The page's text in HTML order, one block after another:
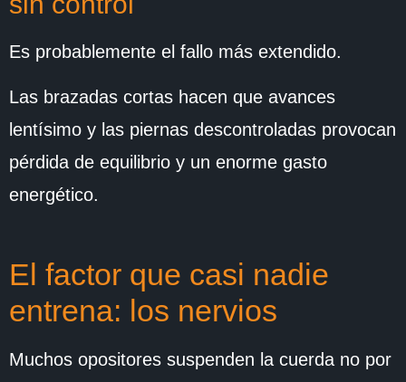
Es probablemente el fallo más extendido.
Las brazadas cortas hacen que avances
lentísimo y las piernas descontroladas provocan
pérdida de equilibrio y un enorme gasto
energético.
El factor que casi nadie
entrena: los nervios
Muchos opositores suspenden la cuerda no por